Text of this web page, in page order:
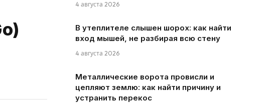
4 августа 2026
В утеплителе слышен шорох: как найти
вход мышей, не разбирая всю стену
4 августа 2026
Металлические ворота провисли и
цепляют землю: как найти причину и
устранить перекос